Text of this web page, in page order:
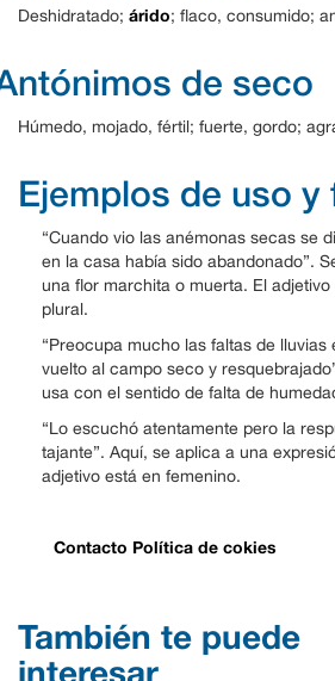
Deshidratado; árido; flaco, consumido;
de seco
Húmedo, mojado, fértil; fuerte, gordo;
Ejemplos de uso y
“Cuando vio las anémonas secas se
en la casa había sido abandonado”.
una flor marchita o muerta. El
plural.
“Preocupa mucho las faltas de lluvias
vuelto al campo seco y
usa con el sentido de falta de
“Lo escuchó atentamente pero la
tajante”. Aquí, se aplica a una
adjetivo está en femenino.
Contacto Política de cokies
También te puede
interesar